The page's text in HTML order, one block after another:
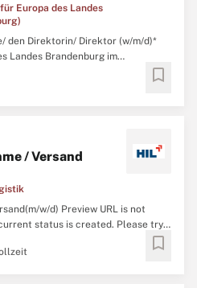
Europa des Landes
den Direktorin/ Direktor (w/m/d)*
Landes Brandenburg im
der Finanzen (MdF) des Landes
Zeitpunkt unbefristet ein. Die
bookmark
/ Versand
w/d) Preview URL is not
status is created. Please try
bookmark